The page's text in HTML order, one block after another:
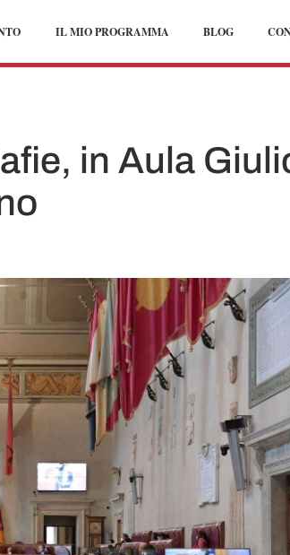
IL MIO PROGRAMMA BLOG
in Aula